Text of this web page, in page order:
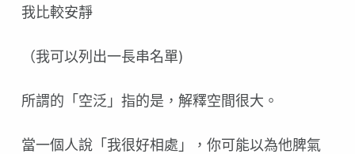
我比較安靜
（我可以列出一長串名單)
所謂的「空泛」指的是，解釋空間很大。
當一個人說「我很好相處」，你可能以為他脾氣